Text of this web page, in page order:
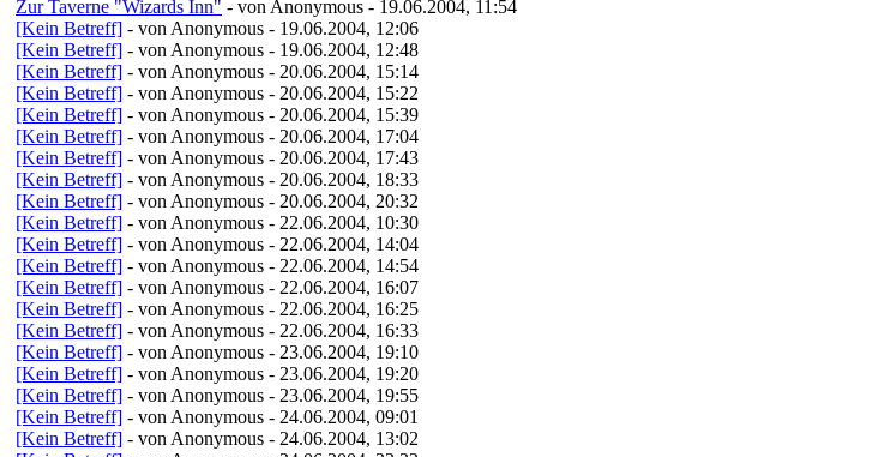
Zur Taverne "Wizards Inn" - von Anonymous - 19.06.2004, 11:54
[Kein Betreff] - von Anonymous - 19.06.2004, 12:06
[Kein Betreff] - von Anonymous - 19.06.2004, 12:48
[Kein Betreff] - von Anonymous - 20.06.2004, 15:14
[Kein Betreff] - von Anonymous - 20.06.2004, 15:22
[Kein Betreff] - von Anonymous - 20.06.2004, 15:39
[Kein Betreff] - von Anonymous - 20.06.2004, 17:04
[Kein Betreff] - von Anonymous - 20.06.2004, 17:43
[Kein Betreff] - von Anonymous - 20.06.2004, 18:33
[Kein Betreff] - von Anonymous - 20.06.2004, 20:32
[Kein Betreff] - von Anonymous - 22.06.2004, 10:30
[Kein Betreff] - von Anonymous - 22.06.2004, 14:04
[Kein Betreff] - von Anonymous - 22.06.2004, 14:54
[Kein Betreff] - von Anonymous - 22.06.2004, 16:07
[Kein Betreff] - von Anonymous - 22.06.2004, 16:25
[Kein Betreff] - von Anonymous - 22.06.2004, 16:33
[Kein Betreff] - von Anonymous - 23.06.2004, 19:10
[Kein Betreff] - von Anonymous - 23.06.2004, 19:20
[Kein Betreff] - von Anonymous - 23.06.2004, 19:55
[Kein Betreff] - von Anonymous - 24.06.2004, 09:01
[Kein Betreff] - von Anonymous - 24.06.2004, 13:02